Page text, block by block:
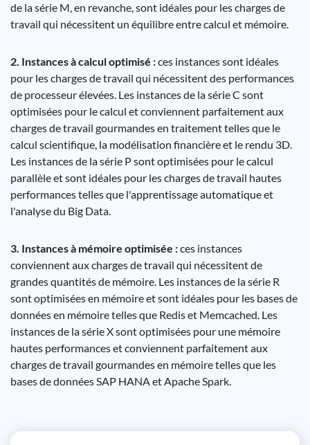
de la série M, en revanche, sont idéales pour les charges de
travail qui nécessitent un équilibre entre calcul et mémoire.
2. Instances à calcul optimisé :ces instances sont idéales
pour les charges de travail qui nécessitent des performances
de processeur élevées. Les instances de la série C sont
optimisées pour le calcul et conviennent parfaitement aux
charges de travail gourmandes en traitement telles que le
calcul scientifique, la modélisation financière et le rendu 3D.
Les instances de la série P sont optimisées pour le calcul
parallèle et sont idéales pour les charges de travail hautes
performances telles que l'apprentissage automatique et
l'analyse du Big Data.
3. Instances à mémoire optimisée :ces instances
conviennent aux charges de travail qui nécessitent de
grandes quantités de mémoire. Les instances de la série R
sont optimisées en mémoire et sont idéales pour les bases de
données en mémoire telles que Redis et Memcached. Les
instances de la série X sont optimisées pour une mémoire
hautes performances et conviennent parfaitement aux
charges de travail gourmandes en mémoire telles que les
bases de données SAP HANA et Apache Spark.